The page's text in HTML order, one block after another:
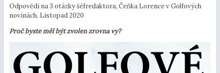
Odpovědi na 3 otázky šéfredaktora, Čeňka Lorence v Golfových
novinách. Listopad 2020
Proč byste měl být zvolen zrovna vy?